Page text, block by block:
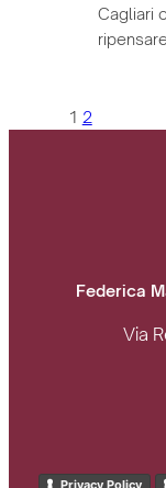
Cagliari
1 2
Federica
Via
Privacy Policy